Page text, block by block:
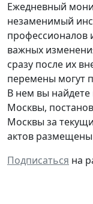
Ежедневный
незаменимый
профессионалов
важных
сразу после их
перемены могут
В нем вы
Москвы,
Москвы за
актов
Подписаться на